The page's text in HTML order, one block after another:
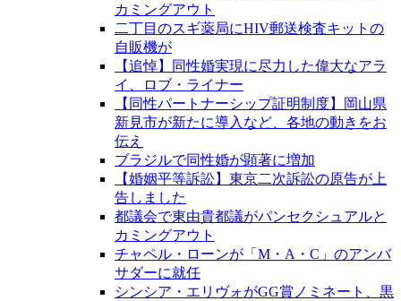
カミングアウト
二丁目のスギ薬局にHIV郵送検査キットの
自販機が
【追悼】同性婚実現に尽力した偉大なアラ
イ、ロブ・ライナー
【同性パートナーシップ証明制度】岡山県
新見市が新たに導入など、各地の動きをお
伝え
ブラジルで同性婚が顕著に増加
【婚姻平等訴訟】東京二次訴訟の原告が上
告しました
都議会で東由貴都議がパンセクシュアルと
カミングアウト
チャペル・ローンが「M・A・C」のアンバ
サダーに就任
シンシア・エリヴォがGG賞ノミネート、黒